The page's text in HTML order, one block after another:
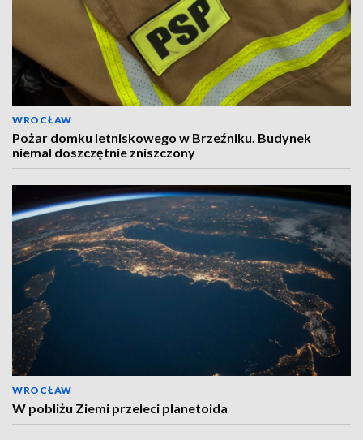
WROCŁAW
Pożar domku letniskowego w Brzeźniku. Budynek
niemal doszczętnie zniszczony
WROCŁAW
W pobliżu Ziemi przeleci planetoida